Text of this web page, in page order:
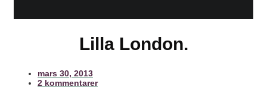
Lilla London.
mars 30, 2013
2 kommentarer